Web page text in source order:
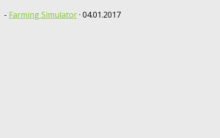
- Farming Simulator· 04.01.2017